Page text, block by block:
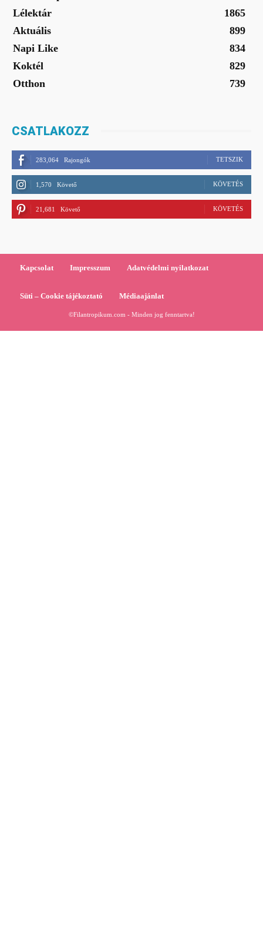
Lélektár
1865
Aktuális
899
Napi Like
834
Koktél
829
Otthon
739
CSATLAKOZZ
283,064 Rajongók TETSZIK
1,570 Követő KÖVETÉS
21,681 Követő KÖVETÉS
Kapcsolat Impresszum Adatvédelmi nyilatkozat
Süti – Cookie tájékoztató Médiaajánlat
©Filantropikum.com - Minden jog fenntartva!